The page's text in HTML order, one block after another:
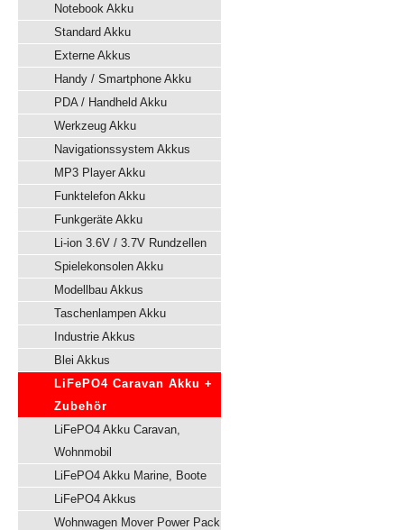
Notebook Akku
Standard Akku
Externe Akkus
Handy / Smartphone Akku
PDA / Handheld Akku
Werkzeug Akku
Navigationssystem Akkus
MP3 Player Akku
Funktelefon Akku
Funkgeräte Akku
Li-ion 3.6V / 3.7V Rundzellen
Spielekonsolen Akku
Modellbau Akkus
Taschenlampen Akku
Industrie Akkus
Blei Akkus
LiFePO4 Caravan Akku +
Zubehör
LiFePO4 Akku Caravan,
Wohnmobil
LiFePO4 Akku Marine, Boote
LiFePO4 Akkus
Wohnwagen Mover Power Pack